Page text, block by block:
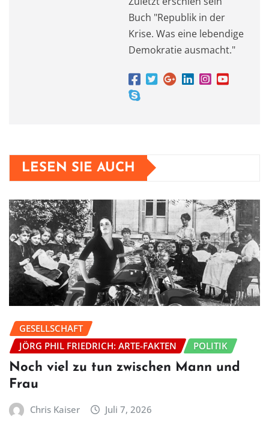
Buch "Republik in der
Krise. Was eine lebendige
Demokratie ausmacht."
LESEN SIE AUCH
GESELLSCHAFT
JÖRG PHIL FRIEDRICH: ARTE-FAKTEN
POLITIK
Noch viel zu tun zwischen Mann und
Frau
Chris Kaiser Juli 7, 2026